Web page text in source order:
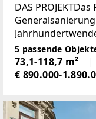
DAS
Ausmaß zwischen
haben nun die
5 passende
73,1-118,7 m²
€ 890.000-